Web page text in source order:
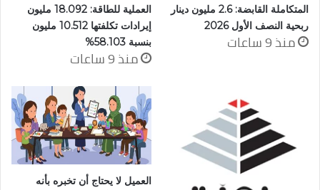
المتكاملة القابضة: 2.6 مليون دينار
ربحية النصف الأول 2026
منذ 9 ساعات
العملية للطاقة: 18.092 مليون
إيرادات تكلفتها 10.512 مليون
بنسبة 58.103%
منذ 9 ساعات
العميل لا يحتاج أن تخبره بأنه